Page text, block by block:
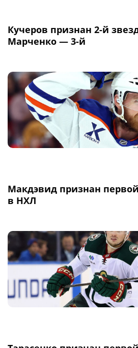
Кучеров признан 2-й
Марченко — 3-й
Макдэвид признан
в НХЛ